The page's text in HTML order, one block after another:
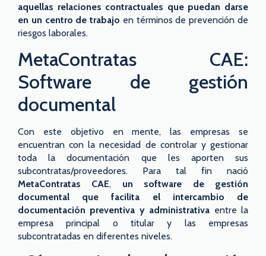
aquellas relaciones contractuales que puedan darse
en un centro de trabajo en términos de prevención de
riesgos laborales.
MetaContratas CAE:
Software de gestión
documental
Con este objetivo en mente, las empresas se
encuentran con la necesidad de controlar y gestionar
toda la documentación que les aporten sus
subcontratas/proveedores. Para tal fin nació
MetaContratas CAE, un software de gestión
documental que facilita el intercambio de
documentación preventiva y administrativa entre la
empresa principal o titular y las empresas
subcontratadas en diferentes niveles.